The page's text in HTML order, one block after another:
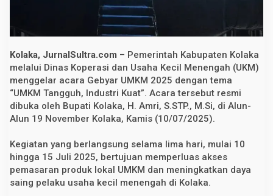
b
y
a
r
M
M
2
0
2
5
d
l
n
-
A
Kolaka, JurnalSultra.com – Pemerintah Kabupaten Kolaka
melalui Dinas Koperasi dan Usaha Kecil Menengah (UKM)
menggelar acara Gebyar UMKM 2025 dengan tema
“UMKM Tangguh, Industri Kuat”. Acara tersebut resmi
dibuka oleh Bupati Kolaka, H. Amri, S.STP., M.Si, di Alun-
Alun 19 November Kolaka, Kamis (10/07/2025).
Kegiatan yang berlangsung selama lima hari, mulai 10
hingga 15 Juli 2025, bertujuan memperluas akses
pemasaran produk lokal UMKM dan meningkatkan daya
saing pelaku usaha kecil menengah di Kolaka.